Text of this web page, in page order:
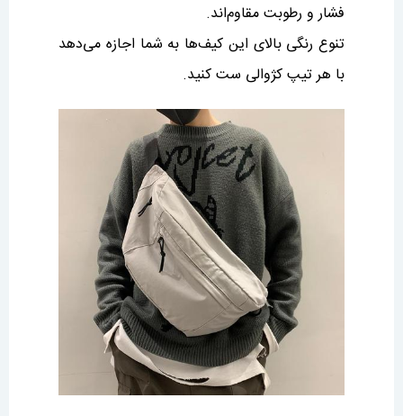
فشار و رطوبت مقاوم‌اند.
تنوع رنگی بالای این کیف‌ها به شما اجازه می‌دهد
با هر تیپ کژوالی ست کنید.